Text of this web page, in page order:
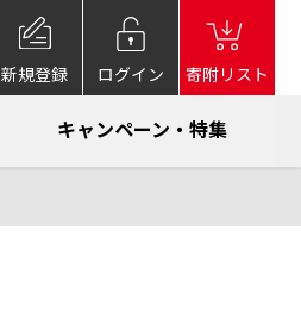
新規登録 ログイン 寄附リスト
キャンペーン・特集